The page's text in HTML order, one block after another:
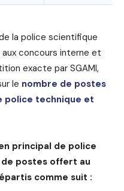
la police scientifique
concours interne et
exacte par SGAMI,
le nombre de postes
police technique et
principal de police
postes offert au
comme suit :